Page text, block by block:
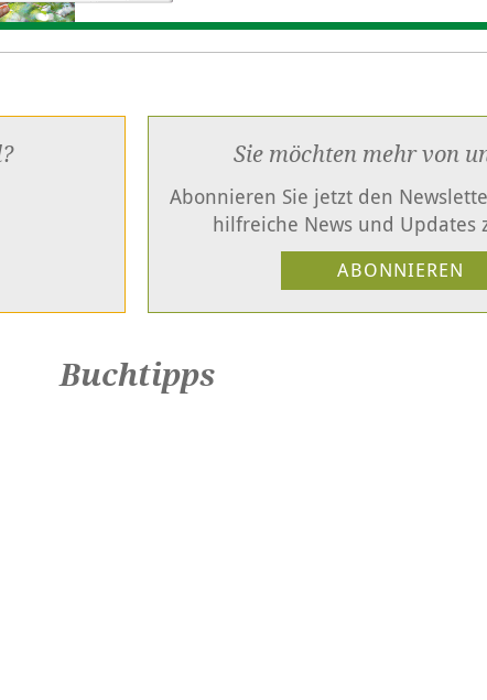
Sie möchten mehr von
Abonnieren Sie jetzt den
hilfreiche News und Updates
Buchtipps